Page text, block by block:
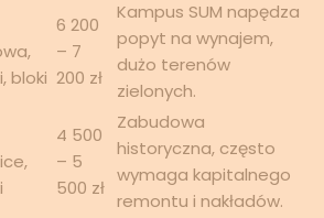
bloki
6 200
– 7
200 zł
Kampus SUM napędza
popyt na wynajem,
dużo terenów
zielonych.
4 500
– 5
500 zł
Zabudowa
historyczna, często
wymaga kapitalnego
remontu i nakładów.